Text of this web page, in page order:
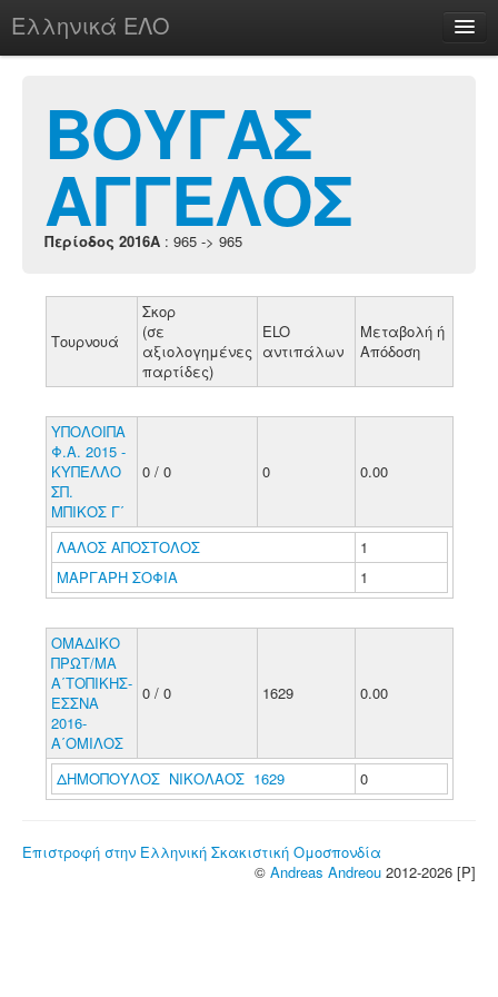
Ελληνικά ΕΛΟ
chesstu.be @ discord
Login
ΒΟΥΓΑΣ
ΑΓΓΕΛΟΣ
Περίοδος 2016A : 965 -> 965
Τουρνουά
Σκορ
(σε
αξιολογημένες
παρτίδες)
ELO
αντιπάλων
Μεταβολή ή
Απόδοση
ΥΠΟΛΟΙΠΑ
Φ.Α. 2015 -
ΚΥΠΕΛΛΟ
ΣΠ.
ΜΠΙΚΟΣ Γ΄
0 / 0 0 0.00
ΛΑΛΟΣ ΑΠΟΣΤΟΛΟΣ
1
ΜΑΡΓΑΡΗ ΣΟΦΙΑ
1
ΟΜΑΔΙΚΟ
ΠΡΩΤ/ΜΑ
Α΄ΤΟΠΙΚΗΣ-
ΕΣΣΝΑ
2016-
Α΄ΟΜΙΛΟΣ
0 / 0 1629 0.00
ΔΗΜΟΠΟΥΛΟΣ ΝΙΚΟΛΑΟΣ 1629 0
Επιστροφή στην Ελληνική Σκακιστική Ομοσπονδία
© Andreas Andreou 2012-2026 [P]